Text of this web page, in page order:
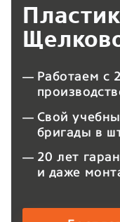
Работаем с
Свой
бригады в
20 лет
и даже